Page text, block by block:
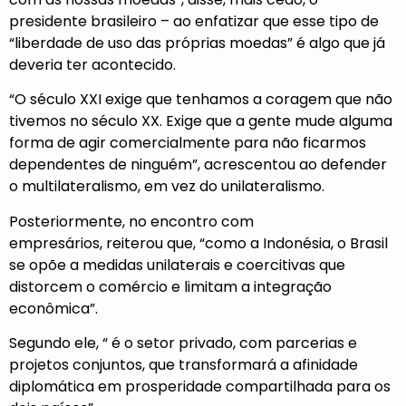
presidente brasileiro – ao enfatizar que esse tipo de
“liberdade de uso das próprias moedas” é algo que já
deveria ter acontecido.
“O século XXI exige que tenhamos a coragem que não
tivemos no século XX. Exige que a gente mude alguma
forma de agir comercialmente para não ficarmos
dependentes de ninguém”, acrescentou ao defender
o multilateralismo, em vez do unilateralismo.
Posteriormente, no encontro com
empresários, reiterou que, “como a Indonésia, o Brasil
se opõe a medidas unilaterais e coercitivas que
distorcem o comércio e limitam a integração
econômica”.
Segundo ele, “ é o setor privado, com parcerias e
projetos conjuntos, que transformará a afinidade
diplomática em prosperidade compartilhada para os